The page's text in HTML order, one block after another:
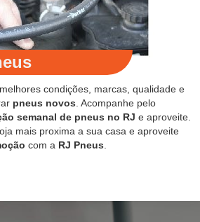
condições, marcas, qualidade e
pneus novos . Acompanhe pelo
semanal de pneus no RJ e aproveite.
mais proxima a sua casa e aproveite
com a RJ Pneus